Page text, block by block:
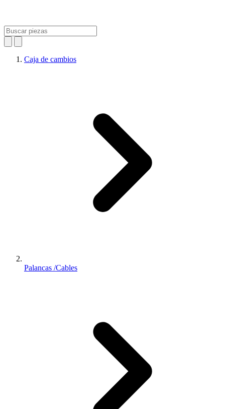
Caja de cambios
Palancas /Cables